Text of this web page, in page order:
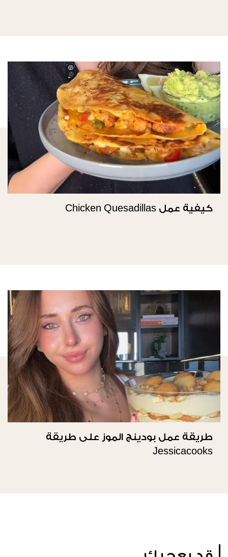
كيفية عمل Chicken Quesadillas
طريقة عمل بودينج الموز على طريقة
Jessicacooks